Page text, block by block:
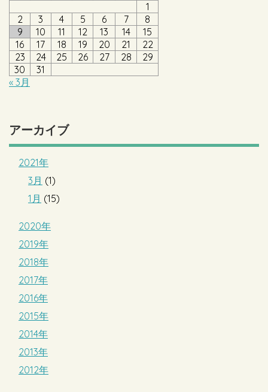
1
2
3 4 5 6 7
8
9
10 11 12 13 14
15
16
17 18 19 20 21
22
23
24 25 26 27 28
29
30
31
« 3月
アーカイブ
2021年
3月 (1)
1月 (15)
2020年
2019年
2018年
2017年
2016年
2015年
2014年
2013年
2012年